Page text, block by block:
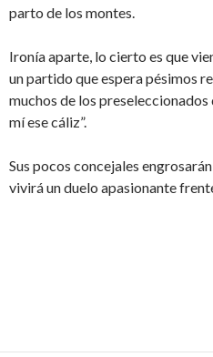
parto de los montes.
Ironía aparte, lo cierto es que
un partido que espera pésimos
muchos de los
mí ese cáliz”.
Sus pocos concejales
vivirá un duelo apasionante